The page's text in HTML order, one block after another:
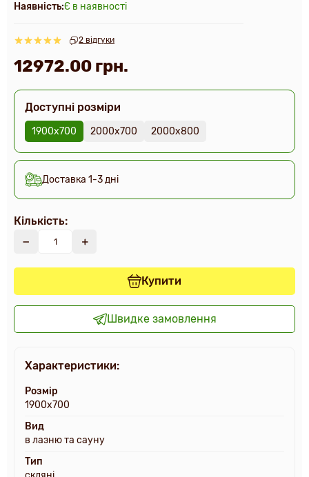
Наявність:Є в наявності
Доступні розміри
1900х700 2000х700 2000х800
Доставка 1-3 дні
2 відгуки
12972.00 грн.
Кількість:
Купити
Швидке замовлення
Характеристики:
Розмір
1900х700
Вид
в лазню та сауну
Тип